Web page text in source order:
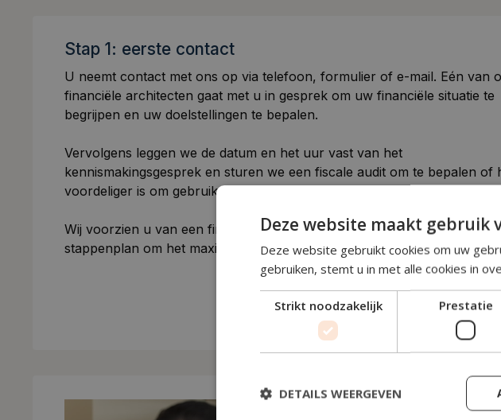
Stap 1: eerste contact
U neemt contact met ons op via telefoon, formulier of e-mail. Eén van
financiële architecten gaat met u in gesprek om uw financiële situatie te
begrijpen en uw doelstellingen te bepalen.
Vervolgens leggen we de datum en het uur vast van het
kennismakingsgesprek en sturen we een fiscale audit om te bepalen of
voordeliger is om gebruik te maken van onze diensten.
Wij voorzien u van een financieel rapport in uw mailbox, inclusief een
stappenplan om het maximale rendement uit onze optimalisatie te halen.
Deze website maakt gebruik
Deze website gebruikt cookies om uw
gebruiken, stemt u in met alle cookies in
Strikt noodzakelijk Prestatie
DETAILS WEERGEVEN